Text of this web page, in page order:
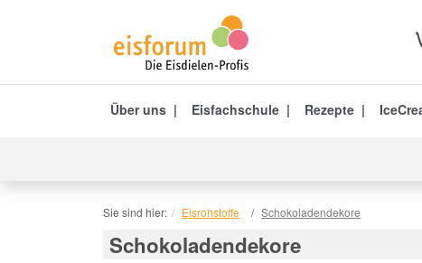
Über uns Eisfachschule Rezepte
Sie sind hier: Eisrohstoffe Schokoladendekore
Schokoladendekore